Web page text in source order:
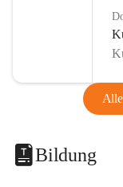
Bildung